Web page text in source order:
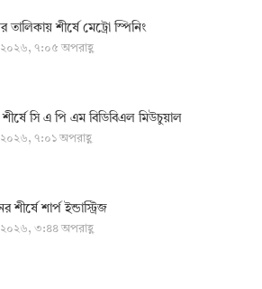
শীর্ষে মেট্রো স্পিনিং
৭:০৫ অপরাহ্ণ
শীর্ষে সি এ পি এম বিডিবিএল মিউচুয়াল
৭:০১ অপরাহ্ণ
শীর্ষে শার্প ইন্ডাস্ট্রিজ
৩:৪৪ অপরাহ্ণ